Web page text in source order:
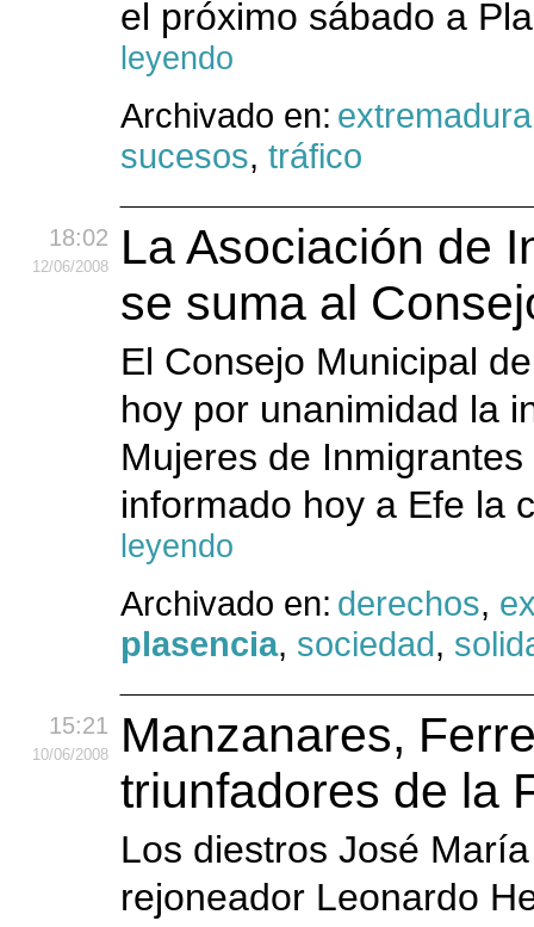
el próximo sábado a
leyendo
Archivado en: extremadura
sucesos, tráfico
18:02
12/06/2008
La Asociación de
se suma al
El Consejo Municipal
hoy por unanimidad la
Mujeres de
informado hoy a Efe la
leyendo
Archivado en: derechos,
plasencia, sociedad,
15:21
10/06/2008
Manzanares,
triunfadores de la
Los diestros José
rejoneador Leonardo